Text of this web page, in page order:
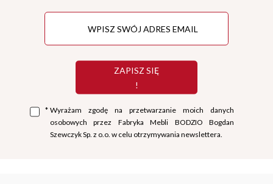
ZAPISZ SIĘ
!
* Wyrażam zgodę na przetwarzanie moich danych
osobowych przez Fabryka Mebli BODZIO Bogdan
Szewczyk Sp. z o.o. w celu otrzymywania newslettera.